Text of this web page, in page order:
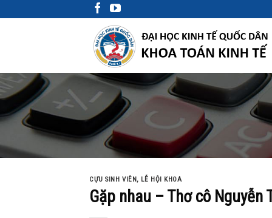
to
CỰU SINH VIÊN, LỄ HỘI KHOA
Gặp nhau – Thơ cô Nguyễn